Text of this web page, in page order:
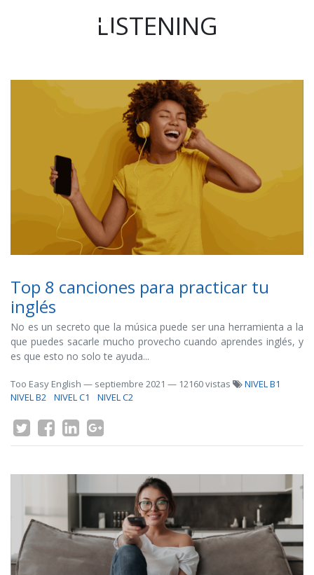
LISTENING
Top 8 canciones para practicar tu
inglés
No es un secreto que la música puede ser una herramienta a la
que puedes sacarle mucho provecho cuando aprendes inglés, y
es que esto no solo te ayuda...
Too Easy English — septiembre 2021 — 12160 vistas
NIVEL B1
NIVEL B2
NIVEL C1 NIVEL C2